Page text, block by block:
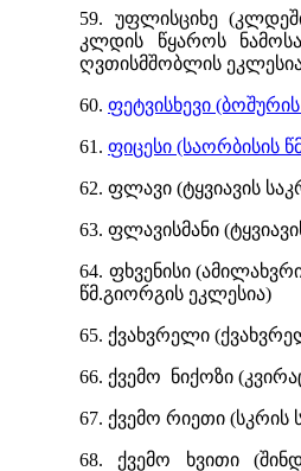
59. უფლისციხე
კლდის წყაროს
ღვთისმშობლის
60. ფეტვისხევი
61. ფიცესი (საორბისის
62. ფლავი (ტყვიავის
63. ფლავისმანი
64. ფხვენისი
წმ.გიორგის ეკლესია)
65. ქვახვრელი
66. ქვემო ნიქოზი
67. ქვემო რიეთი
68. ქვემო ხვითი